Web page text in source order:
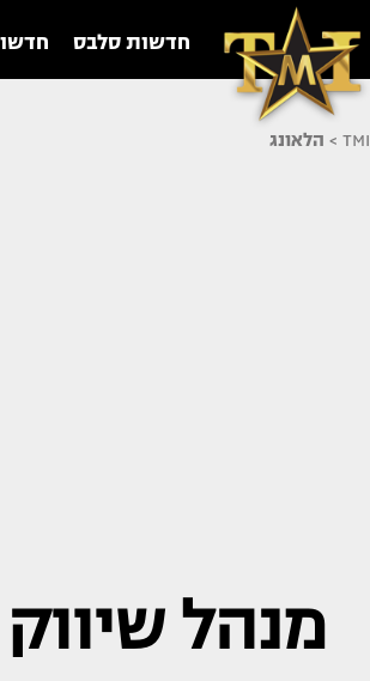
חדשות סלבס
TMI
> הלאונג
מנהל